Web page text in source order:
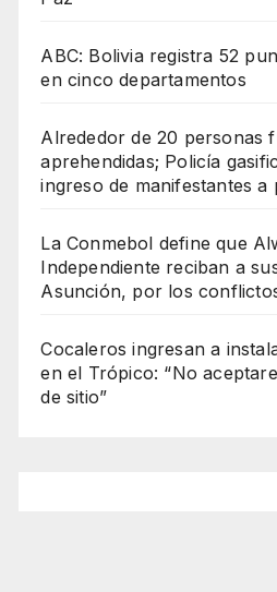
ABC: Bolivia registra 52
en cinco departamentos
Alrededor de 20 personas
aprehendidas; Policía
ingreso de manifestantes a
La Conmebol define que
Independiente reciban a
Asunción, por los
Cocaleros ingresan a
en el Trópico: “No
de sitio”